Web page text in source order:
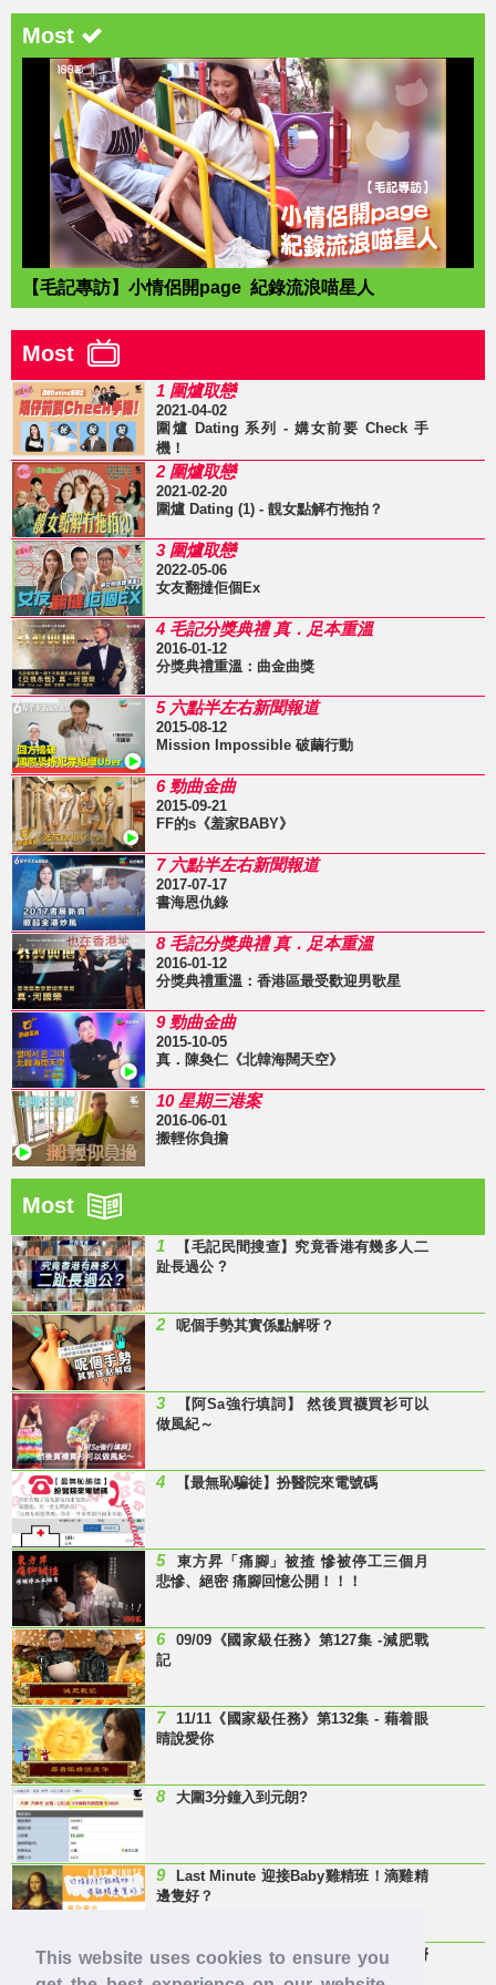
This website uses cookies to ensure you
Most
【毛記專訪】小情侶開page 紀錄流浪喵星人
Most
1 圍爐取戀
2021-04-02
圍爐 Dating 系列 - 媾女前要 Check 手
機！
2 圍爐取戀
2021-02-20
圍爐 Dating (1) - 靚女點解冇拖拍？
3 圍爐取戀
2022-05-06
女友翻撻佢個Ex
4 毛記分獎典禮 真．足本重溫
2016-01-12
分獎典禮重溫：曲金曲獎
5 六點半左右新聞報道
2015-08-12
Mission Impossible 破繭行動
6 勁曲金曲
2015-09-21
FF的s《羞家BABY》
7 六點半左右新聞報道
2017-07-17
書海恩仇錄
8 毛記分獎典禮 真．足本重溫
2016-01-12
分獎典禮重溫：香港區最受歡迎男歌星
9 勁曲金曲
2015-10-05
真．陳奐仁《北韓海闊天空》
10 星期三港案
2016-06-01
搬輕你負擔
Most
1
【毛記民間搜查】究竟香港有幾多人二
趾長過公 ?
2 呢個手勢其實係點解呀？
3
【阿Sa強行填詞】 然後買襪買衫可以
做風紀～
4 【最無恥騙徒】扮醫院來電號碼
5
東方昇「痛腳」被揸 慘被停工三個月
悲慘、絕密 痛腳回憶公開！！！
6
09/09《國家級任務》第127集 -減肥戰
記
7
11/11《國家級任務》第132集 - 藉着眼
睛說愛你
8 大圍3分鐘入到元朗?
9
Last Minute 迎接Baby雞精班！滴雞精
邊隻好？
10
【童年回憶】 有冇人記得呢兩隻嘢